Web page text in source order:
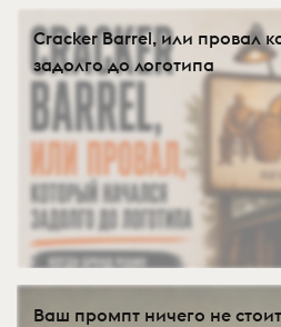
Cracker Barrel, или провал
задолго до логотипа
Ваш промпт ничего не